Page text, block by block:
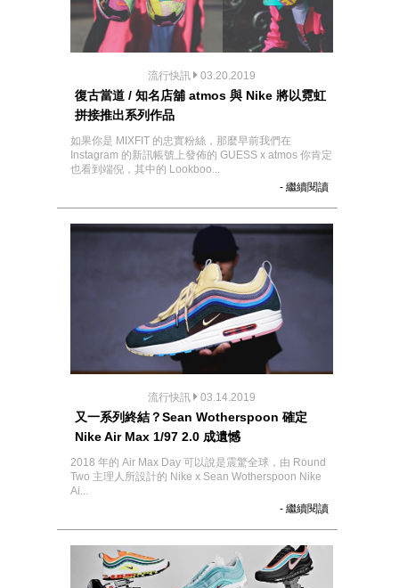
流行快訊 03.20.2019
復古當道 / 知名店舖 atmos 與 Nike 將以霓虹
拼接推出系列作品
如果你是 MIXFIT 的忠實粉絲，那麼早前我們在
Instagram 的新訊帳號上發佈的 GUESS x atmos 你肯定
也看到端倪，其中的 Lookboo...
- 繼續閱讀
流行快訊 03.14.2019
又一系列終結？Sean Wotherspoon 確定
Nike Air Max 1/97 2.0 成遺憾
2018 年的 Air Max Day 可以說是震驚全球，由 Round
Two 主理人所設計的 Nike x Sean Wotherspoon Nike
Ai...
- 繼續閱讀